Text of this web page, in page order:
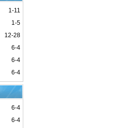
1-11
1-5
12-28
6-4
6-4
6-4
6-4
6-4